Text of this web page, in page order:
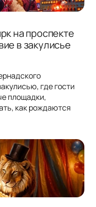
на проспекте
в закулисье
где гости
площадки,
как рождаются